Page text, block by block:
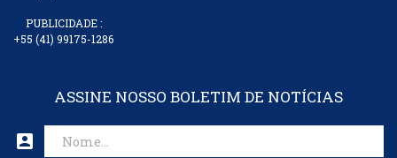
PUBLICIDADE :
+55 (41) 99175-1286
ASSINE NOSSO BOLETIM DE NOTÍCIAS
account_box